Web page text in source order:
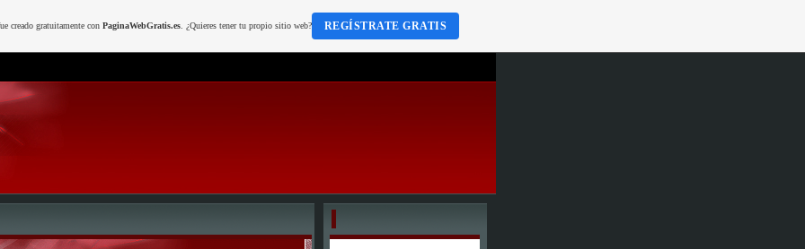
creado gratuitamente con PaginaWebGratis.es. ¿Quieres tener tu propio sitio web? REGÍSTRATE GRATIS